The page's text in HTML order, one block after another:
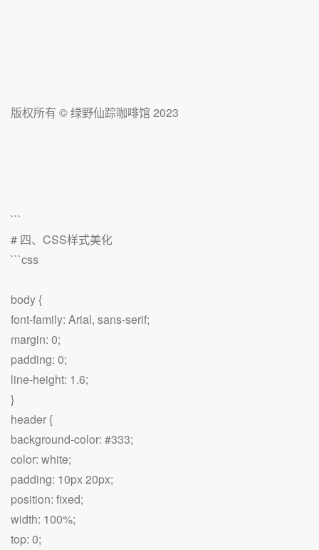
版权所有 © 绿野仙踪咖啡馆 2023
```
# 四、CSS样式美化
```css
body {
font-family: Arial, sans-serif;
margin: 0;
padding: 0;
line-height: 1.6;
}
header {
background-color: #333;
color: white;
padding: 10px 20px;
position: fixed;
width: 100%;
top: 0;